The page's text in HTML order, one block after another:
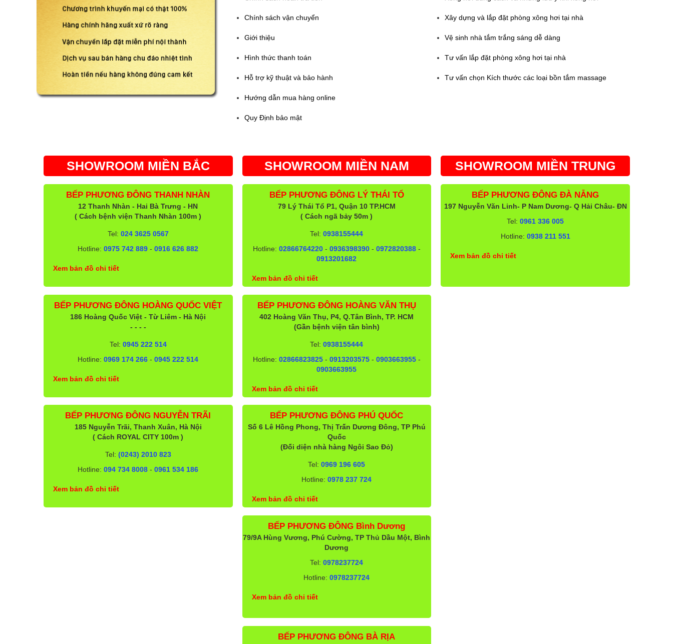
Chính sách vận chuyển
Giới thiệu
Hình thức thanh toán
Hỗ trợ kỹ thuật và bảo hành
Hướng dẫn mua hàng online
Quy Định bảo mật
Xây dựng và lắp đặt phòng xông hơi tại nhà
Vệ sinh nhà tắm trắng sáng dễ dàng
Tư vấn lắp đặt phòng xông hơi tại nhà
Tư vấn chọn Kích thước các loại bồn tắm massage
SHOWROOM MIỀN BẮC
BẾP PHƯƠNG ĐÔNG THANH NHÀN
12 Thanh Nhàn - Hai Bà Trưng - HN
( Cách bệnh viện Thanh Nhàn 100m )
Tel: 024 3625 0567
Hotline:0975 742 889 -0916 626 882
Xem bản đồ chi tiết
BẾP PHƯƠNG ĐÔNG HOÀNG QUỐC VIỆT
186 Hoàng Quốc Việt - Từ Liêm - Hà Nội
- - - -
Tel: 0945 222 514
Hotline:0969 174 266 -0945 222 514
Xem bản đồ chi tiết
BẾP PHƯƠNG ĐÔNG NGUYỄN TRÃI
185 Nguyễn Trãi, Thanh Xuân, Hà Nội
( Cách ROYAL CITY 100m )
Tel: (0243) 2010 823
Hotline:094 734 8008 -0961 534 186
Xem bản đồ chi tiết
SHOWROOM MIỀN NAM
BẾP PHƯƠNG ĐÔNG LÝ THÁI TỔ
79 Lý Thái Tổ P1, Quận 10 TP.HCM
( Cách ngã bảy 50m )
Tel:0938155444
Hotline: 02866764220- 0936398390- 0972820388-
0913201682
Xem bản đồ chi tiết
BẾP PHƯƠNG ĐÔNG HOÀNG VĂN THỤ
402 Hoàng Văn Thụ, P4, Q.Tân Bình, TP. HCM
(Gần bệnh viện tân bình)
Tel:0938155444
Hotline: 02866823825- 0913203575- 0903663955-
0903663955
Xem bản đồ chi tiết
BẾP PHƯƠNG ĐÔNG PHÚ QUỐC
Số 6 Lê Hồng Phong, Thị Trấn Dương Đông, TP Phú
Quốc
(Đối diện nhà hàng Ngôi Sao Đỏ)
Tel:0969 196 605
Hotline:0978 237 724
Xem bản đồ chi tiết
BẾP PHƯƠNG ĐÔNG Bình Dương
79/9A Hùng Vương, Phú Cường, TP Thủ Dầu Một, Bình
Dương
Tel:0978237724
Hotline:0978237724
Xem bản đồ chi tiết
BẾP PHƯƠNG ĐÔNG BÀ RỊA
SHOWROOM MIỀN TRUNG
BẾP PHƯƠNG ĐÔNG ĐÀ NẴNG
197 Nguyễn Văn Linh- P Nam Dương- Q Hải Châu- ĐN
Tel:0961 336 005
Hotline: 0938 211 551
Xem bản đồ chi tiết